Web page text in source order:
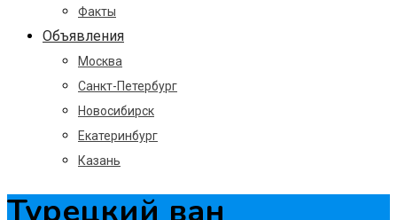
Факты
Объявления
Москва
Санкт-Петербург
Новосибирск
Екатеринбург
Казань